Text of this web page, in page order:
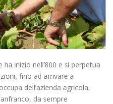
ha inizio nell’800 e si perpetua
fino ad arrivare a
dell’azienda agricola,
da sempre